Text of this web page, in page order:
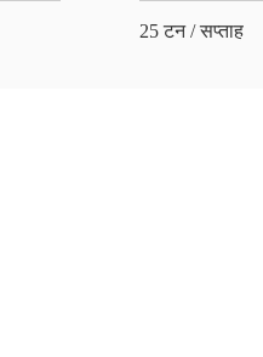
25 टन / सप्ताह